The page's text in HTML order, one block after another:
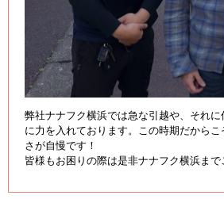
弊社ナナフク横浜では急な引越や、それ
に力を入れております。この時期だから
さが自慢です！
皆様もお困りの際は是非ナナフク横浜まで